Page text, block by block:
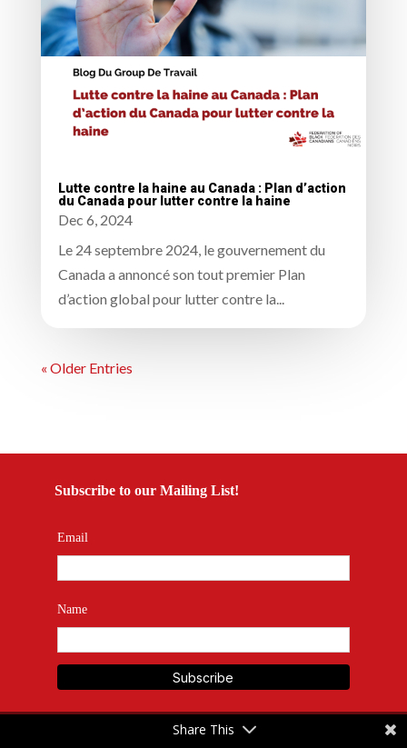
Lutte contre la haine au Canada : Plan d’action
du Canada pour lutter contre la haine
Dec 6, 2024
Le 24 septembre 2024, le gouvernement du
Canada a annoncé son tout premier Plan
d’action global pour lutter contre la...
« Older Entries
Subscribe to our Mailing List!
Email
Name
Share This